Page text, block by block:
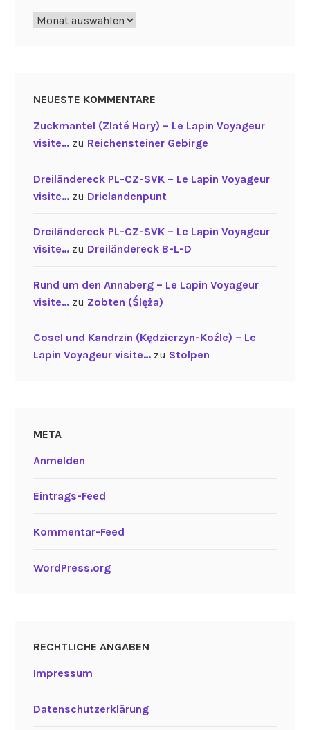
Archiv
NEUESTE KOMMENTARE
Zuckmantel (Zlaté Hory) – Le Lapin Voyageur
visite…zu Reichensteiner Gebirge
Dreiländereck PL-CZ-SVK – Le Lapin Voyageur
visite…zu Drielandenpunt
Dreiländereck PL-CZ-SVK – Le Lapin Voyageur
visite…zu Dreiländereck B-L-D
Rund um den Annaberg – Le Lapin Voyageur
visite…zu Zobten (Ślęża)
Cosel und Kandrzin (Kędzierzyn-Koźle) – Le
Lapin Voyageur visite…zu Stolpen
META
Anmelden
Eintrags-Feed
Kommentar-Feed
WordPress.org
RECHTLICHE ANGABEN
Impressum
Datenschutzerklärung